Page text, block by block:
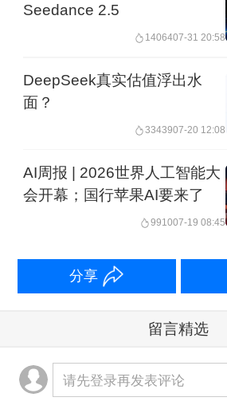
Seedance 2.5
1406407-31 20:58
DeepSeek真实估值浮出水
面？
3343907-20 12:08
AI周报 | 2026世界人工智能大
会开幕；国行苹果AI要来了
991007-19 08:45
分享
留言精选
请先登录再发表评论